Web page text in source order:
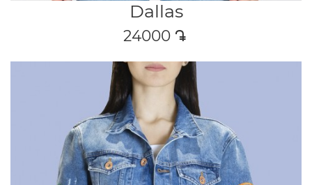
Dallas
24000 դր․